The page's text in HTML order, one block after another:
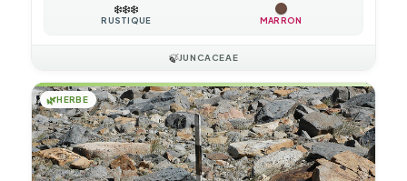
❄️❄️❄️
RUSTIQUE MARRON
🍃JUNCACEAE
🌿HERBE